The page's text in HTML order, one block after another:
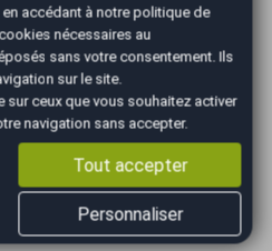
de signalisation
accédant à notre politique de
nécessaires au
sans votre consentement. Ils
sur le site.
ceux que vous souhaitez activer
navigation sans accepter.
Tout accepter
Personnaliser